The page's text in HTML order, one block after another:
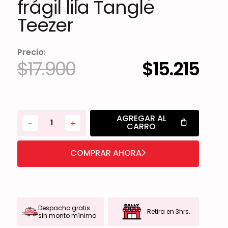
frágil lila Tangle
Teezer
Precio:
$17.900 $15.215
＋
－ AGREGAR AL
CARRO
COMPRAR AHORA
Despacho gratis
sin monto mínimo
Retira en 3hrs.